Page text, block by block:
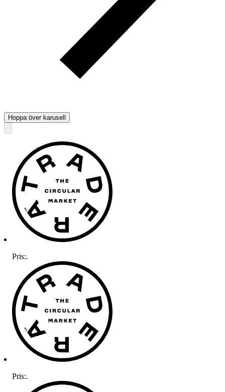
Hoppa över karusell
Pris:.
Pris:.